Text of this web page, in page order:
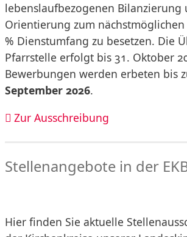
lebenslaufbezogenen Bilanzierung
Orientierung zum
% Dienstumfang zu besetzen. Die
Pfarrstelle erfolgt bis 31. Oktober
Bewerbungen werden erbeten bis
September 2026.
Zur Ausschreibung
Stellenangebote in der
Hier finden Sie aktuelle